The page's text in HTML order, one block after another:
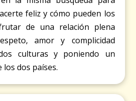
feliz y cómo pueden los
de una relación plena
amor y complicidad
culturas y poniendo un
los dos países.